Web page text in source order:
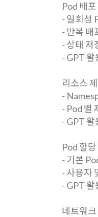
Pod 배
- 일회성
- 반복 배
- 상태 저
- GPT 활
리소스
-
- Pod 별
- GPT 활
Pod 할당
- 기본
- 사용자
- GPT 활
네트워크